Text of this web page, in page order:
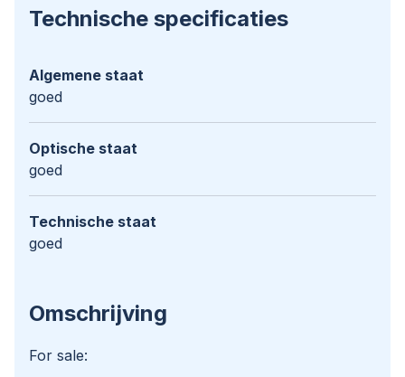
Technische specificaties
Algemene staat
goed
Optische staat
goed
Technische staat
goed
Omschrijving
For sale: